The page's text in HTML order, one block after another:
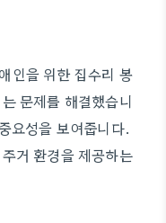
인을 위한 집수리 봉
문제를 해결했습니
요성을 보여줍니다.
거 환경을 제공하는